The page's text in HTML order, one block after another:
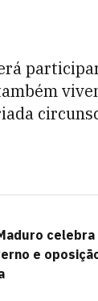
celebra
e